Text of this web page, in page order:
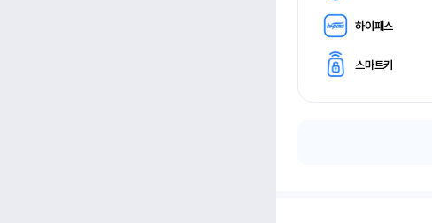
하이패스
스마트키